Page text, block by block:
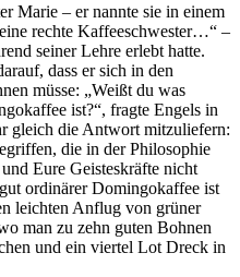
Marie – er nannte sie in einem
rechte Kaffeeschwester…“ –
seiner Lehre erlebt hatte.
dass er sich in den
müsse: „Weißt du was
ist?“, fragte Engels in
gleich die Antwort mitzuliefern:
die in der Philosophie
Eure Geisteskräfte nicht
ordinärer Domingokaffee ist
leichten Anflug von grüner
man zu zehn guten Bohnen
und ein viertel Lot Dreck in